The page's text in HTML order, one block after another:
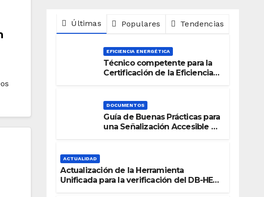
Últimas Populares Tendencias
EFICIENCIA ENERGÉTICA
Técnico competente para la
Certificación de la Eficiencia
DOCUMENTOS
Guía de Buenas Prácticas para
una Señalización Accesible en
ACTUALIDAD
Actualización de la Herramienta
Unificada para la verificación del DB-HE